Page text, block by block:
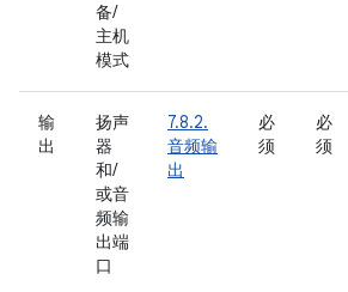
备/
主机
模式
输
出
扬声
器
和/
或音
频输
出端
口
7.8.2.
音频输
出
必
须
必
须